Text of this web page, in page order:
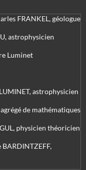
FRANKEL, géologue
astrophysicien
Luminet
astrophysicien
de mathématiques
physicien théoricien